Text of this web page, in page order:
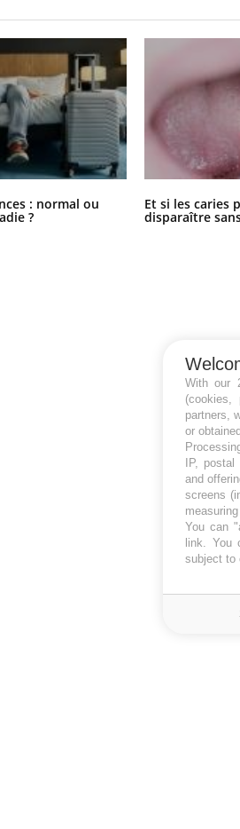
: normal ou
?
Et si les caries
disparaître
With our
partners,
or
IP,
and
screens
You can
link. You
subject to